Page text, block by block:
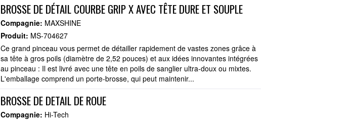
BROSSE DE DÉTAIL COURBE GRIP X AVEC TÊTE DURE ET SOUPLE
Compagnie: MAXSHINE
Produit: MS-704627
Ce grand pinceau vous permet de détailler rapidement de vastes zones grâce à
sa tête à gros poils (diamètre de 2,52 pouces) et aux idées innovantes intégrées
au pinceau : Il est livré avec une tête en poils de sanglier ultra-doux ou mixtes.
L'emballage comprend un porte-brosse, qui peut maintenir...
BROSSE DE DETAIL DE ROUE
Compagnie: Hi-Tech